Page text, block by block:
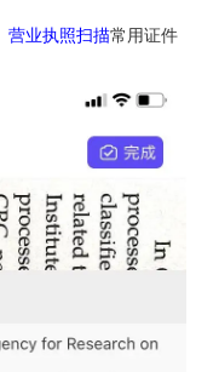
营业执照扫描常用证件